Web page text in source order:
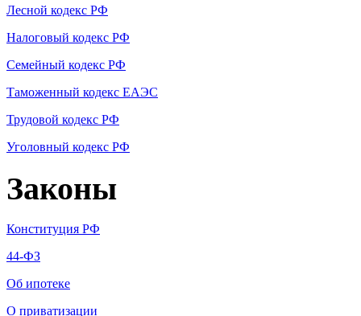
Лесной кодекс РФ
Налоговый кодекс РФ
Семейный кодекс РФ
Таможенный кодекс ЕАЭС
Трудовой кодекс РФ
Уголовный кодекс РФ
Законы
Конституция РФ
44-ФЗ
Об ипотеке
О приватизации